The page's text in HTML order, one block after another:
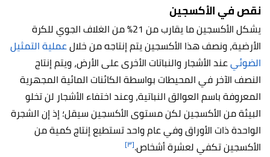
نقص في الأكسجين
يشكل الأكسجين ما يقارب من 21% من الغلاف الجوي للكرة
الأرضية، ونصف هذا الأكسجين يتم إنتاجه من خلالعملية التمثيل
الضوئيعند الأشجار والنباتات الأخرى على الأرض، ويتم إنتاج
النصف الآخر في المحيطات بواسطة الكائنات المائية المجهرية
المعروفة باسم العوالق النباتية، وعند اختفاء الأشجار لن تخلو
البيئة من الأكسجين لكن مستوى الأكسجين سيقل؛ إذ إن الشجرة
الواحدة ذات الأوراق وفي عام واحد تستطيع إنتاج كمية من
الأكسجين تكفي لعشرةأشخاص.[٣]